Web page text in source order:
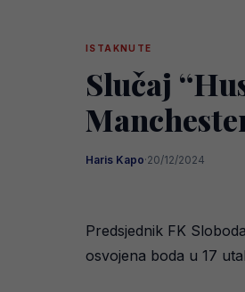
ISTAKNUTE
Slučaj
Haris Kapo·20/12/2024
Predsjednik FK
osvojena boda u 17